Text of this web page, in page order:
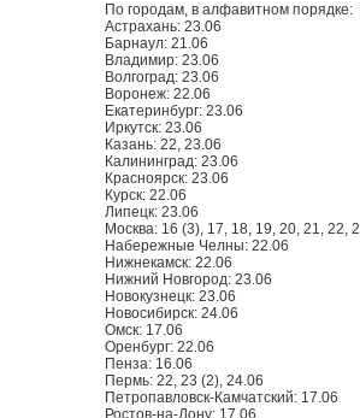
По городам, в алфавитном порядке:
Астрахань: 23.06
Барнаул: 21.06
Владимир: 23.06
Волгоград: 23.06
Воронеж: 22.06
Екатеринбург: 23.06
Иркутск: 23.06
Казань: 22, 23.06
Калининград: 23.06
Красноярск: 23.06
Курск: 22.06
Липецк: 23.06
Москва: 16 (3), 17, 18, 19, 20, 21, 22,
Набережные Челны: 22.06
Нижнекамск: 22.06
Нижний Новгород: 23.06
Новокузнецк: 23.06
Новосибирск: 24.06
Омск: 17.06
Оренбург: 22.06
Пенза: 16.06
Пермь: 22, 23 (2), 24.06
Петропавловск-Камчатский: 17.06
Ростов-на-Дону: 17.06